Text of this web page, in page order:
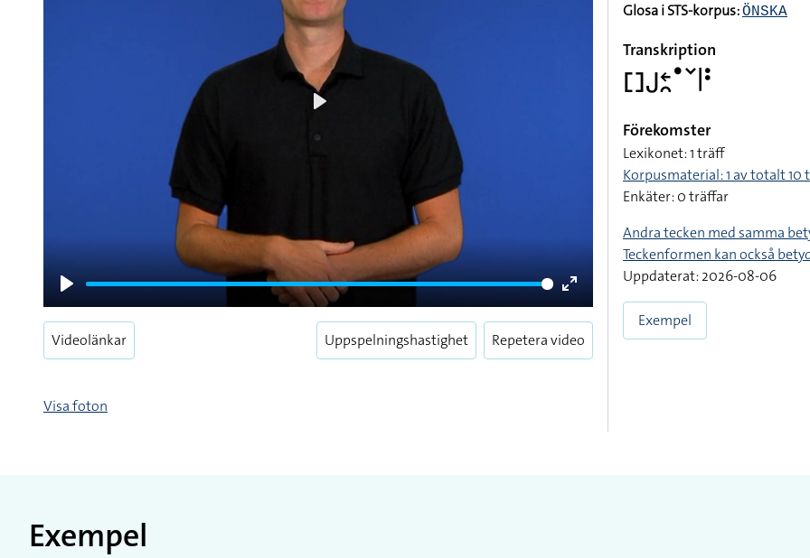
Play
Enter
fullscreen
Videolänkar Uppspelningshastighet Repetera video
Visa foton
Glosa i STS-korpus:ÖNSKA
Transkription
􌤓􌤢􌥓􌥘􌤟􌥧􌥼􌥻
Förekomster
Lexikonet: 1 träff
Korpusmaterial: 1 av totalt 10
Enkäter: 0 träffar
Andra tecken med samma
Teckenformen kan också
Uppdaterat: 2026-08-06
Exempel
Exempel